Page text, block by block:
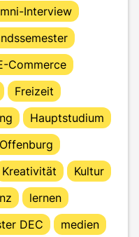
Interview
Commerce
Freizeit
Hauptstudium
Kreativität
Kultur
lernen
DEC
medien